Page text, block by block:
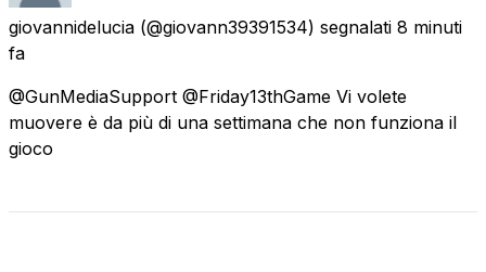
giovannidelucia (@giovann39391534) segnalati 8 minuti
fa
@GunMediaSupport @Friday13thGame Vi volete
muovere è da più di una settimana che non funziona il
gioco